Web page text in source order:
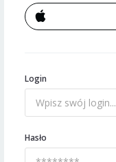
Login
Hasło